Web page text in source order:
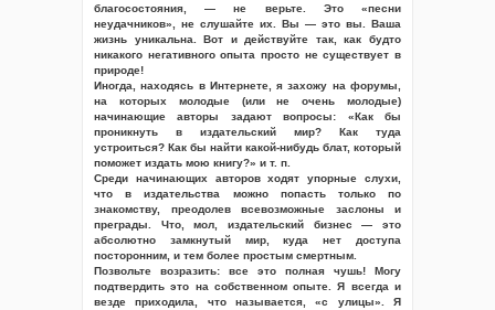
благосостояния, — не верьте. Это «песни
неудачников», не слушайте их. Вы — это вы. Ваша
жизнь уникальна. Вот и действуйте так, как будто
никакого негативного опыта просто не существует в
природе!
Иногда, находясь в Интернете, я захожу на форумы,
на которых молодые (или не очень молодые)
начинающие авторы задают вопросы: «Как бы
проникнуть в издательский мир? Как туда
устроиться? Как бы найти какой-нибудь блат, который
поможет издать мою книгу?» и т. п.
Среди начинающих авторов ходят упорные слухи,
что в издательства можно попасть только по
знакомству, преодолев всевозможные заслоны и
преграды. Что, мол, издательский бизнес — это
абсолютно замкнутый мир, куда нет доступа
посторонним, и тем более простым смертным.
Позвольте возразить: все это полная чушь! Могу
подтвердить это на собственном опыте. Я всегда и
везде приходила, что называется, «с улицы». Я